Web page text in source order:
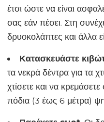
έτσι ώστε να είναι
σας εάν πέσει. Στη
δρυοκολάπτες και άλλα
Κατασκευάστε
τα νεκρά δέντρα για τα
χτίσετε και να
πόδια (3 έως 6 μέτρα)